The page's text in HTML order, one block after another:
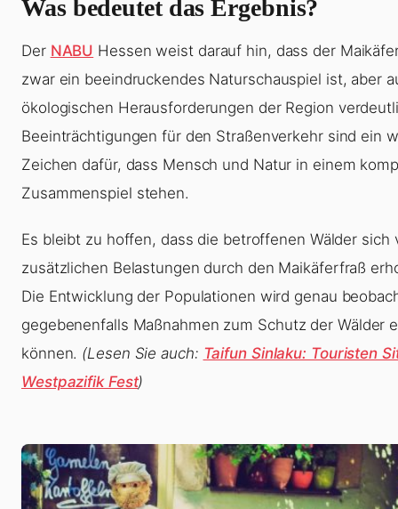
Was bedeutet das Ergebnis?
Der NABU Hessen weist darauf hin, dass der
zwar ein beeindruckendes Naturschauspiel ist, aber
ökologischen Herausforderungen der Region
Beeinträchtigungen für den Straßenverkehr sind ein
Zeichen dafür, dass Mensch und Natur in einem
Zusammenspiel stehen.
Es bleibt zu hoffen, dass die betroffenen Wälder sich
zusätzlichen Belastungen durch den Maikäferfraß
Die Entwicklung der Populationen wird genau
gegebenenfalls Maßnahmen zum Schutz der Wälder
können. (Lesen Sie auch: Taifun Sinlaku: Touristen
Westpazifik Fest)